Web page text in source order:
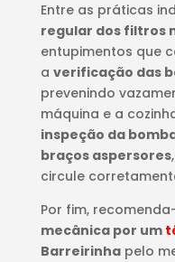
Entre as práticas
regular dos filtros
entupimentos que
a verificação das
prevenindo
máquina e a
inspeção da
braços aspersores
circule
Por fim,
mecânica por um
Barreirinhapelo